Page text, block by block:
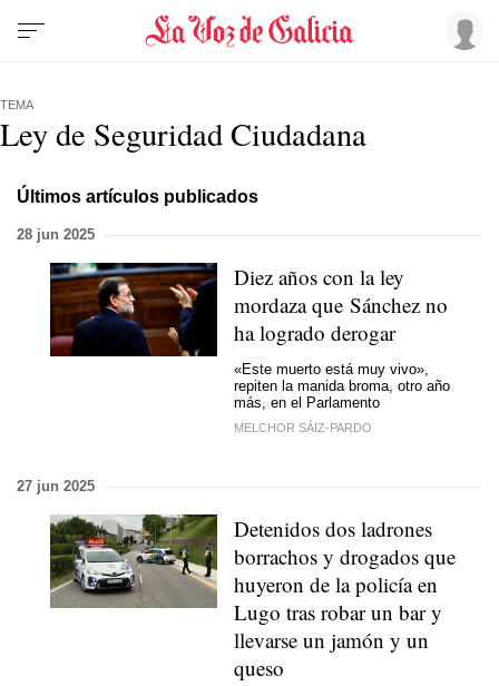
TEMA
Ley de Seguridad Ciudadana
Últimos artículos publicados
28 jun 2025
Diez años con la ley
mordaza que Sánchez no
ha logrado derogar
«Este muerto está muy vivo»,
repiten la manida broma, otro año
más, en el Parlamento
MELCHOR SÁIZ-PARDO
27 jun 2025
Detenidos dos ladrones
borrachos y drogados que
huyeron de la policía en
Lugo tras robar un bar y
llevarse un jamón y un
queso